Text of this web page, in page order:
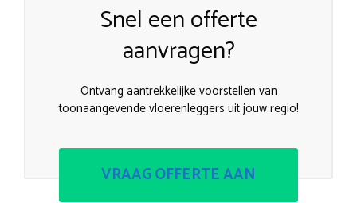
Snel een offerte
aanvragen?
Ontvang aantrekkelijke voorstellen van
toonaangevende vloerenleggers uit jouw regio!
VRAAG OFFERTE AAN